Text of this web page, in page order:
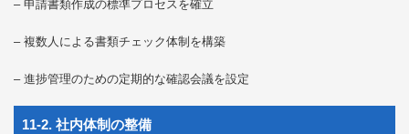
– 申請書類作成の標準プロセスを確立
– 複数人による書類チェック体制を構築
– 進捗管理のための定期的な確認会議を設定
11-2. 社内体制の整備